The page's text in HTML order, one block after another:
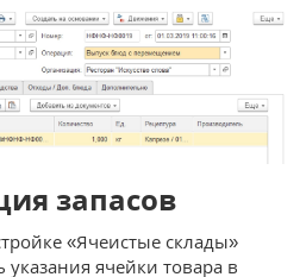
запасов
«Ячеистые склады»
ячейки товара в